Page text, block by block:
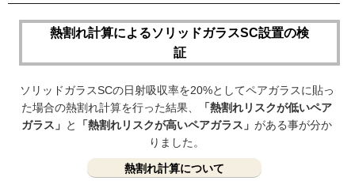
熱割れ計算によるソリッドガラスSC設置の検
証
ソリッドガラスSCの日射吸収率を20%としてペアガラスに貼っ
た場合の熱割れ計算を行った結果、
「熱割れリスクが低いペア
ガラス」 と 「熱割れリスクが高いペアガラス」がある事が分か
りました。
熱割れ計算について